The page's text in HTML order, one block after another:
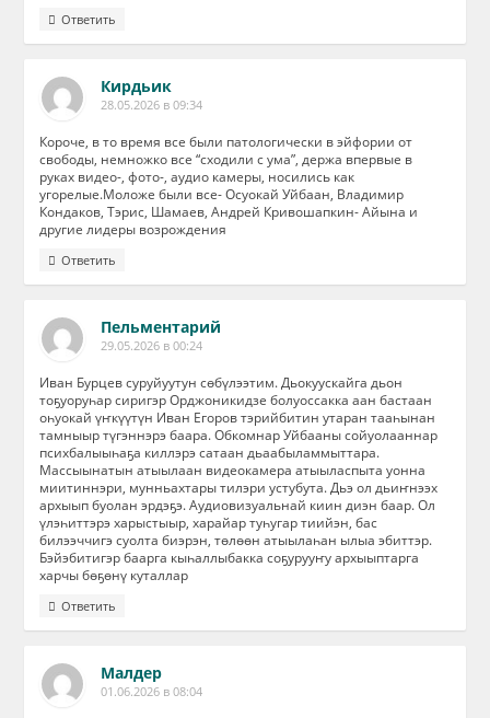
Ответить
Кирдьик
28.05.2026 в 09:34
Короче, в то время все были патологически в эйфории от
свободы, немножко все “сходили с ума”, держа впервые в
руках видео-, фото-, аудио камеры, носились как
угорелые.Моложе были все- Осуокай Уйбаан, Владимир
Кондаков, Тэрис, Шамаев, Андрей Кривошапкин- Айына и
другие лидеры возрождения
Ответить
Пельментарий
29.05.2026 в 00:24
Иван Бурцев суруйуутун сөбүлээтим. Дьокуускайга дьон
тоҕуоруһар сиригэр Орджоникидзе болуоссакка аан бастаан
оһуокай үҥкүүтүн Иван Егоров тэрийбитин утаран тааһынан
тамныыр түгэннэрэ баара. Обкомнар Уйбааны сойуолааннар
психбалыыһаҕа киллэрэ сатаан дьаабыламмыттара.
Массыынатын атыылаан видеокамера атыыласпыта уонна
миитиннэри, мунньахтары тилэри устубута. Дьэ ол дьиҥнээх
архыып буолан эрдэҕэ. Аудиовизуальнай киин диэн баар. Ол
үлэһиттэрэ харыстыыр, харайар туһугар тиийэн, бас
билээччигэ суолта биэрэн, төлөөн атыылаһан ылыа эбиттэр.
Бэйэбитигэр баарга кыһаллыбакка соҕурууҥу архыыптарга
харчы бөҕөнү куталлар
Ответить
Малдер
01.06.2026 в 08:04